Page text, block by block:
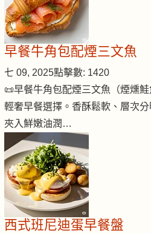
早餐牛角包配煙三文魚
七 09, 2025點擊數: 1420
📜早餐牛角包配煙三文魚（煙燻
輕奢早餐選擇。香酥鬆軟、層次
夾入鮮嫩油潤…
西式班尼迪蛋早餐盤